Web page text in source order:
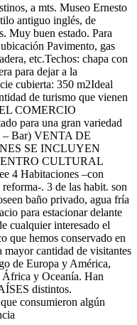
a mts. Museo Ernesto
antiguo inglés, de
Muy buen estado. Para
Pavimento, gas
etc.Techos: chapa con
para dejar a la
cubierta: 350 m2Ideal
de turismo que vienen
COMERCIO
para una gran variedad
– Bar) VENTA DE
SE INCLUYEN
CULTURAL
4 Habitaciones –con
. 3 de las habit. son
baño privado, agua fría
para estacionar delante
cualquier interesado el
que hemos conservado en
mayor cantidad de visitantes
de Europa y América,
África y Oceanía. Han
distintos.
consumieron algún